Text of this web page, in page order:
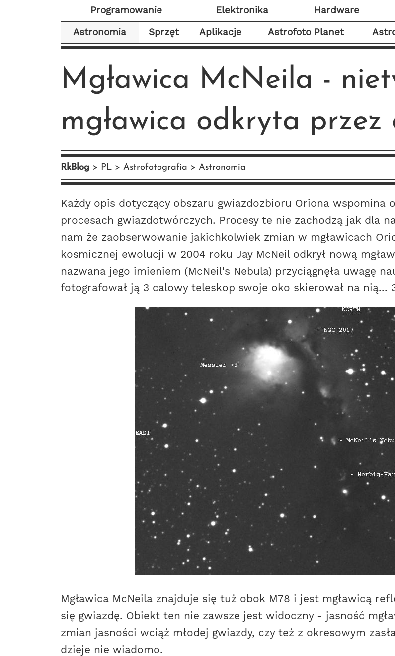
Programowanie Elektronika Hardware
Astronomia
Sprzęt Aplikacje Astrofoto Planet
Mgławica McNeila -
mgławica odkryta przez
RkBlog PL Astrofotografia Astronomia
Każdy opis dotyczący obszaru gwiazdozbioru Oriona wspomina
procesach gwiazdotwórczych. Procesy te nie zachodzą jak dla
nam że zaobserwowanie jakichkolwiek zmian w mgławicach
kosmicznej ewolucji w 2004 roku Jay McNeil odkrył nową
nazwana jego imieniem (McNeil's Nebula) przyciągnęła uwagę
fotografował ją 3 calowy teleskop swoje oko skierował na nią...
Mgławica McNeila znajduje się tuż obok M78 i jest mgławicą
się gwiazdę. Obiekt ten nie zawsze jest widoczny - jasność
zmian jasności wciąż młodej gwiazdy, czy też z okresowym
dzieje nie wiadomo.